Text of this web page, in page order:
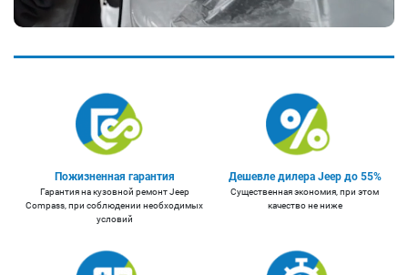
Пожизненная гарантия
Гарантия на кузовной ремонт Jeep
Compass, при соблюдении необходимых
условий
Дешевле дилера Jeep до 55%
Существенная экономия, при этом
качество не ниже